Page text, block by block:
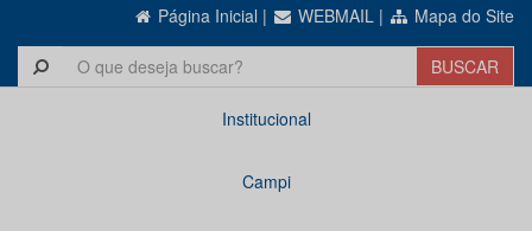
Página Inicial | WEBMAIL | Mapa do Site
Institucional
Campi